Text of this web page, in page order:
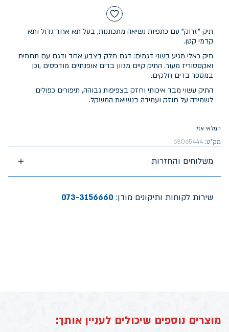
תיק "זרוק" עם כתפיות נשיאה מתכוננות, בעל תא אחד גדול ותא
קדמי קטן.
תיק ראלי מגיע בשני דגמים: דגם חלק בצבע אחד ודגם עם תחתית
ואקססוריז מעור. התיק קיים מגוון בדים אופנתיים מודפסים ,וכן
במספר בדים חלקים.
התיק עשוי מבד איכותי וחזק בצפיפות גבוהה, תיפורים כפולים
לשמירה על חוזק ועמידה בנשיאת המשקל.
המלאי אזל
מק"ט: 63065444
משלוחים והחזרות
שירות לקוחות ותיקונים מודן: 073-3156660
מוצרים נוספים שיכולים לעניין אותך: